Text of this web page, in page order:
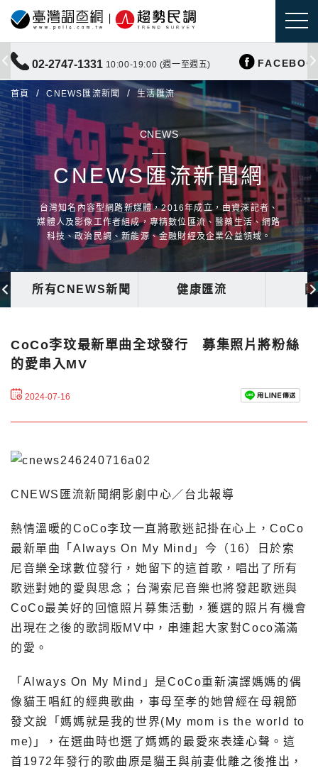
02-2747-1331 10:00-19:00 (週一至週五)
首頁 CNEWS匯流新聞 生活匯流
CNEWS
CNEWS匯流新聞網
台灣知名內容型網路新媒體，2016年成立，由資深記者、
媒體人及影像工作者組成，專精數位匯流、醫藥生活、網路
科技、政治民調、新能源、金融財經及企業公益領域。
所有CNEWS新聞 健康匯流
CoCo李玟最新單曲全球發行 募集照片將粉絲
的愛串入MV
2024-07-16
CNEWS匯流新聞網影劇中心／台北報導
熱情溫暖的CoCo李玟一直將歌迷記掛在心上，CoCo
最新單曲「Always On My Mind」今（16）日於索
尼音樂全球數位發行，她留下的這首歌，唱出了所有
歌迷對她的愛與思念；台灣索尼音樂也將發起歌迷與
CoCo最美好的回憶照片募集活動，獲選的照片有機會
出現在之後的歌詞版MV中，串連起大家對Coco滿滿
的愛。
「Always On My Mind」是CoCo重新演譯媽媽的偶
像貓王唱紅的經典歌曲，事母至孝的她曾經在母親節
發文說「媽媽就是我的世界(My mom is the world to
me)」，在選曲時也選了媽媽的最愛來表達心聲。這
首1972年發行的歌曲原是貓王與前妻仳離之後推出，